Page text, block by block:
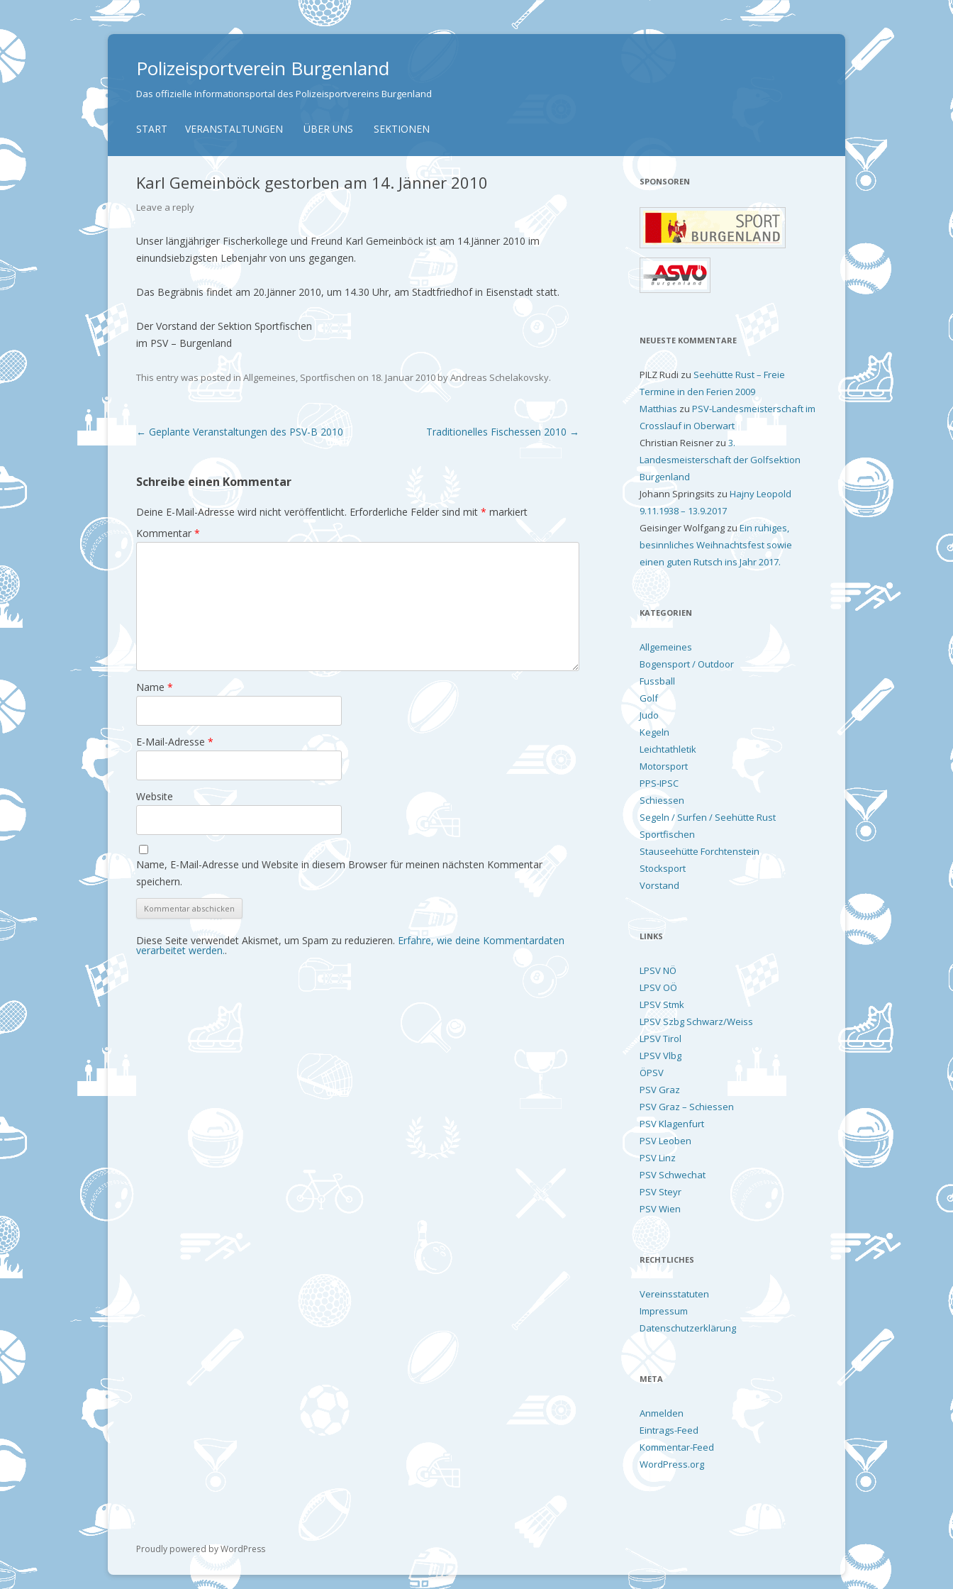
Polizeisportverein Burgenland
Das offizielle Informationsportal des Polizeisportvereins Burgenland
START VERANSTALTUNGEN ÜBER UNS SEKTIONEN
Karl Gemeinböck gestorben am 14. Jänner 2010
Leave a reply
Unser längjähriger Fischerkollege und Freund Karl Gemeinböck ist am 14.Jänner 2010 im
einundsiebzigsten Lebenjahr von uns gegangen.
Das Begräbnis findet am 20.Jänner 2010, um 14.30 Uhr, am Stadtfriedhof in Eisenstadt statt.
Der Vorstand der Sektion Sportfischen
im PSV – Burgenland
This entry was posted in Allgemeines, Sportfischen on 18. Januar 2010byAndreas Schelakovsky.
Post navigation
← Geplante Veranstaltungen des PSV-B 2010 Traditionelles Fischessen 2010 →
Schreibe einen Kommentar
Deine E-Mail-Adresse wird nicht veröffentlicht. Erforderliche Felder sind mit * markiert
Kommentar *
Name *
E-Mail-Adresse *
Website
Name, E-Mail-Adresse und Website in diesem Browser für meinen nächsten Kommentar
speichern.
Diese Seite verwendet Akismet, um Spam zu reduzieren. Erfahre, wie deine Kommentardaten
verarbeitet werden..
SPONSOREN
NEUESTE KOMMENTARE
PILZ Rudi zu Seehütte Rust – Freie
Termine in den Ferien 2009
Matthias zu PSV-Landesmeisterschaft im
Crosslauf in Oberwart
Christian Reisner zu 3.
Landesmeisterschaft der Golfsektion
Burgenland
Johann Springsits zu Hajny Leopold
9.11.1938 – 13.9.2017
Geisinger Wolfgang zu Ein ruhiges,
besinnliches Weihnachtsfest sowie
einen guten Rutsch ins Jahr 2017.
KATEGORIEN
Allgemeines
Bogensport / Outdoor
Fussball
Golf
Judo
Kegeln
Leichtathletik
Motorsport
PPS-IPSC
Schiessen
Segeln / Surfen / Seehütte Rust
Sportfischen
Stauseehütte Forchtenstein
Stocksport
Vorstand
LINKS
LPSV NÖ
LPSV OÖ
LPSV Stmk
LPSV Szbg Schwarz/Weiss
LPSV Tirol
LPSV Vlbg
ÖPSV
PSV Graz
PSV Graz – Schiessen
PSV Klagenfurt
PSV Leoben
PSV Linz
PSV Schwechat
PSV Steyr
PSV Wien
RECHTLICHES
Vereinsstatuten
Impressum
Datenschutzerklärung
META
Anmelden
Eintrags-Feed
Kommentar-Feed
WordPress.org
Proudly powered by WordPress